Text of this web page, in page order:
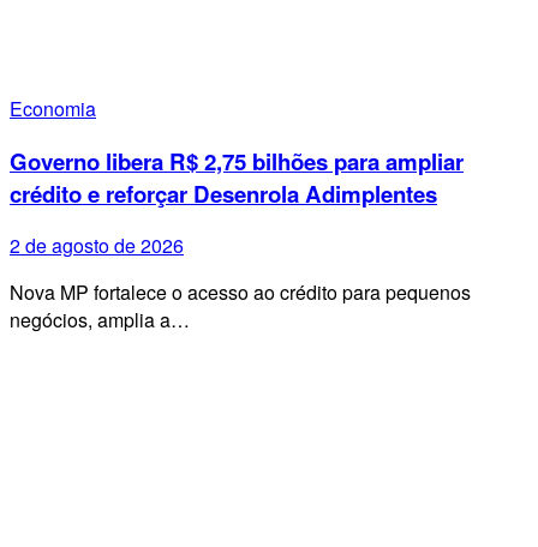
Economia
Governo libera R$ 2,75 bilhões para ampliar
crédito e reforçar Desenrola Adimplentes
2 de agosto de 2026
Nova MP fortalece o acesso ao crédito para pequenos
negócios, amplia a…